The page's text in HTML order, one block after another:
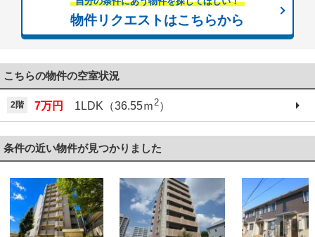
物件リクエストはこちらから
こちらの物件の空室状況
2階 7万円 1LDK（36.55ｍ2）
条件の近い物件が見つかりました